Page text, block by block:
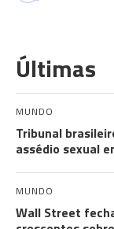
Últimas
MUNDO
Tribunal
assédio sexual
MUNDO
Wall Street